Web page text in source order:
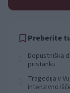
Preberite
Dopustniška
pristanku
Tragedija v
intenzivno